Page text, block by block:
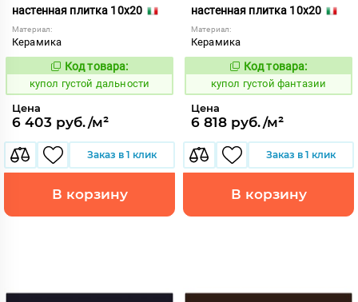
настенная плитка 10x20
Материал:
Керамика
846746
Код товара:
купол густой дальности
Цена
6 403 руб./м²
Заказ в 1 клик
В корзину
настенная плитка 10x20
Материал:
Керамика
846737
Код товара:
купол густой фантазии
Цена
6 818 руб./м²
Заказ в 1 клик
В корзину